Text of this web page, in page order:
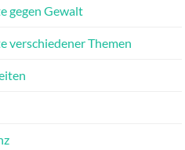
gegen Gewalt
verschiedener Themen